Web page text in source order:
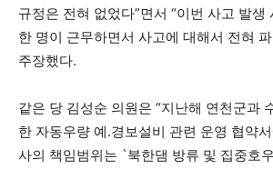
규정은 전혀 없었다”면서 “이번 사고 발생
한 명이 근무하면서 사고에 대해서 전혀
주장했다.
같은 당 김성순 의원은 “지난해 연천군과
한 자동우량 예.경보설비 관련 운영 협약
사의 책임범위는 `북한댐 방류 및 집중호